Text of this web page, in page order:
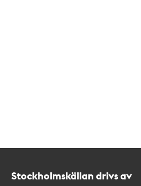
Stockholmskällan drivs av